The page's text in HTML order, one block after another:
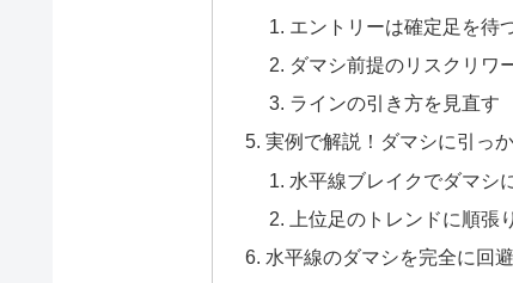
エントリーは確定足を待
ダマシ前提のリスクリワ
ラインの引き方を見直す
実例で解説！ダマシに引っ
水平線ブレイクでダマシ
上位足のトレンドに順
水平線のダマシを完全に回